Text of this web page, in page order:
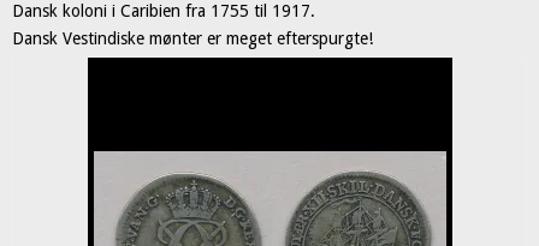
Dansk koloni i Caribien fra 1755 til 1917.
Dansk Vestindiske mønter er meget efterspurgte!